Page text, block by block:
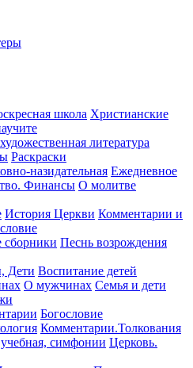
школа Христианские
литература
Раскраски
назидательная Ежедневное
Финансы О молитве
История Церкви Комментарии и
Песнь возрождения
Дети Воспитание детей
О мужчинах Семья и дети
Богословие
Комментарии.Толкования
симфонии Церковь.